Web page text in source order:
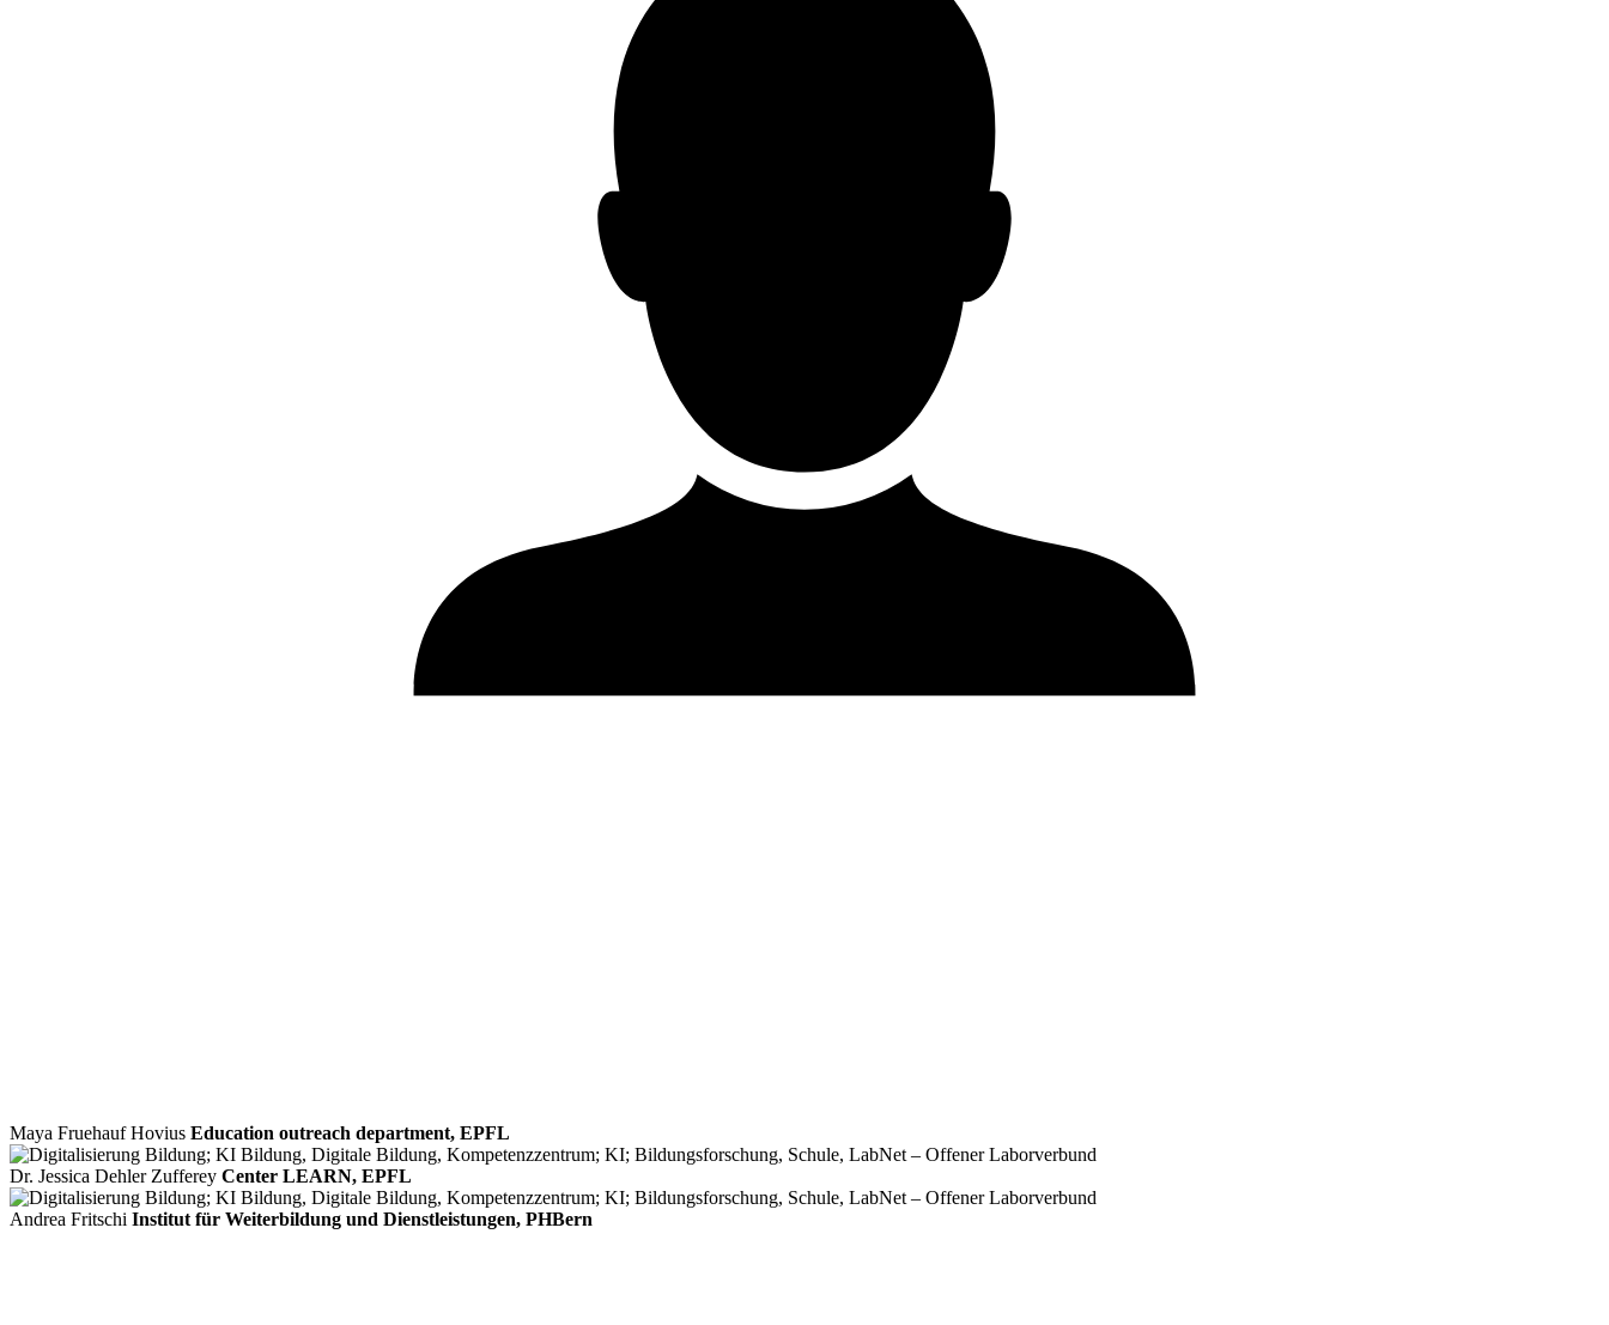
Maya Fruehauf Hovius Education outreach department, EPFL
Dr. Jessica Dehler Zufferey Center LEARN, EPFL
Andrea Fritschi Institut für Weiterbildung und Dienstleistungen, PHBern